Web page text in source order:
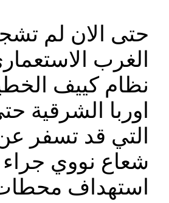
حتى الان لم
الغرب
نظام كييف
اوربا الشرقية
التي قد تسفر
شعاع نووي جراء
استهداف